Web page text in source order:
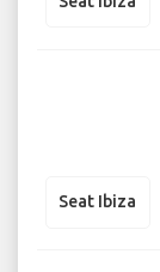
Seat Ibiza